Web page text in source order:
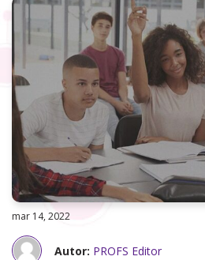
mar 14, 2022
Autor: PROFS Editor